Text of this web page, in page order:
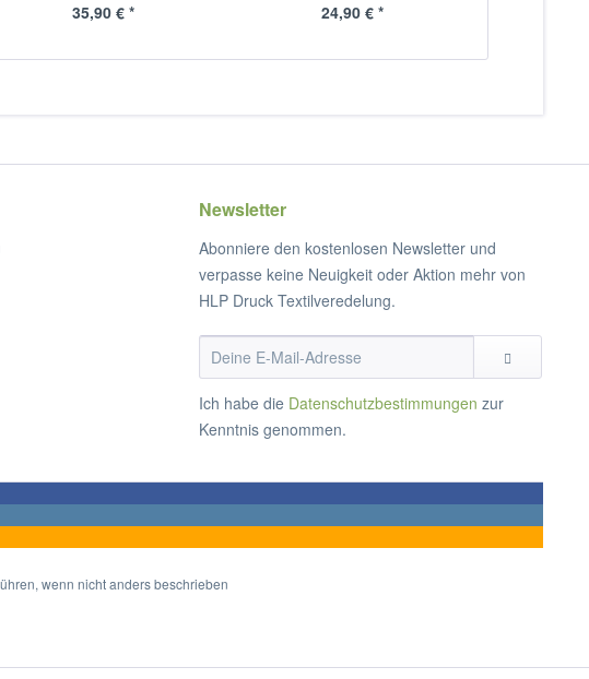
35,90 € * 24,90 € *
Newsletter
Abonniere den kostenlosen Newsletter und
verpasse keine Neuigkeit oder Aktion mehr von
HLP Druck Textilveredelung.
Ich habe die Datenschutzbestimmungen zur
Kenntnis genommen.
wenn nicht anders beschrieben